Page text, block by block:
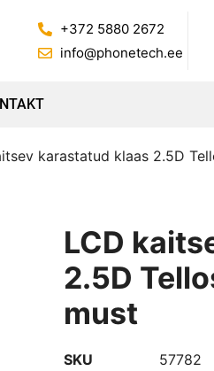
+372 5880 2672
info@phonetech.ee
karastatud klaas 2.5D
LCD
2.5D
must
SKU
57782